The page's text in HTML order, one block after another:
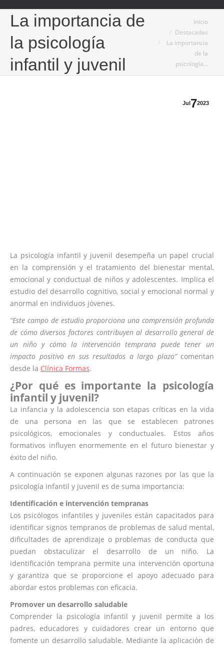
La importancia de
la psicología
infantil y juvenil
Inicio
Destacadas
La importancia
de la
psicología…
Jul72023
La psicología infantil y juvenil desempeña un papel crucial
en la comprensión y el tratamiento del bienestar mental,
emocional y conductual de niños y adolescentes. Implica el
estudio del desarrollo cognitivo, social y emocional normal y
anormal en individuos jóvenes.
“Este campo de estudio proporciona una comprensión profunda
de cómo diversos factores contribuyen al desarrollo general de
un niño y cómo la intervención temprana puede tener un
impacto positivo en sus resultados a largo plazo”comentan
desde la Clínica Formas.
¿Por qué es importante la psicología
infantil y juvenil?
La infancia y la adolescencia son etapas críticas en la vida
de una persona en las que se establecen patrones
psicológicos, emocionales y conductuales. Estos años
formativos influyen enormemente en el futuro bienestar y
éxito del niño.
A continuación se exponen algunas razones por las que la
psicología infantil y juvenil es de suma importancia:
Identificación e intervención tempranas
Los psicólogos infantiles y juveniles están capacitados para
identificar signos tempranos de problemas de salud mental,
dificultades de aprendizaje o problemas de conducta que
puedan obstaculizar el desarrollo de un niño. La
identificación temprana permite una intervención oportuna
y garantiza que se proporcione el apoyo adecuado para
abordar estos problemas con eficacia.
Promover un desarrollo saludable
Comprender la psicología infantil y juvenil permite a los
padres, educadores y cuidadores crear un entorno que
fomente un desarrollo saludable. Mediante la aplicación de